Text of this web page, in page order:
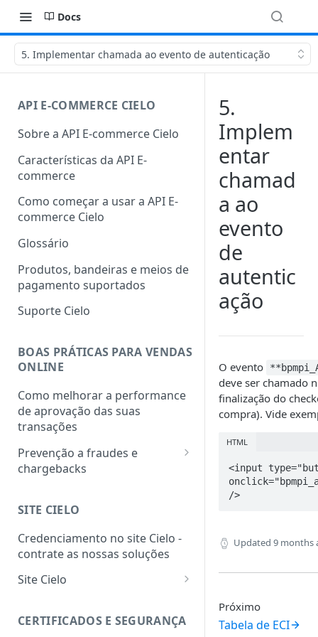
Docs
5. Implementar chamada ao evento de autenticação
API E-COMMERCE CIELO
Sobre a API E-commerce Cielo
Características da API E-
commerce
Como começar a usar a API E-
commerce Cielo
Glossário
Produtos, bandeiras e meios de
pagamento suportados
Suporte Cielo
BOAS PRÁTICAS PARA VENDAS
ONLINE
Como melhorar a performance
de aprovação das suas
transações
Prevenção a fraudes e
chargebacks
Programa de monitoria de
chargebacks e fraudes das
bandeiras
SITE CIELO
Credenciamento no site Cielo -
contrate as nossas soluções
Site Cielo
Como selecionar o
CERTIFICADOS E SEGURANÇA
5.
Implem
entar
chamad
a ao
evento
de
autentic
ação
O evento
deve ser chamado
finalização do
compra). Vide
HTML
<input
/>
Updated 9 months
Próximo
Tabela de ECI